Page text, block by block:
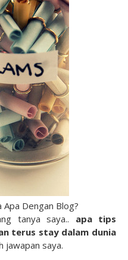
Dengan Blog?
tanya saya.. apa tips
terus stay dalam dunia
jawapan saya.